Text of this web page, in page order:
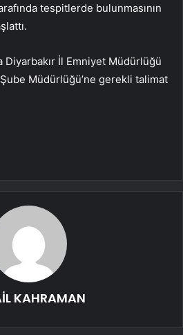
tespitlerde bulunmasının
Diyarbakır İl Emniyet Müdürlüğü
Müdürlüğü’ne gerekli talimat
KAHRAMAN